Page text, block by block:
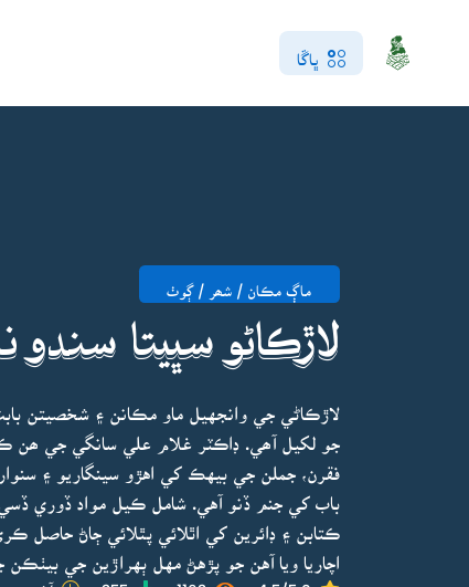
ڀاڱا
ماڳ مڪان / شھر / ڳوٺ
لاڙڪاڻو سڀيتا سندو
لاڙڪاڻي جي وانجهيل ماو مڪانن ۽ شخصيتن
جو لکيل آھي. ڊاڪٽر غلام علي سانگي جي ھن
فقرن، جملن جي بيهڪ کي اهڙو سينگاريو ۽
باب کي جنم ڏنو آهي. شامل ڪيل مواد ڏوري
ڪتابن ۽ ڊائرين کي اٿلائي پٿلائي ڄاڻ حاصل
اچاريا ويا آهن جو پڙهڻ مهل ٻهراڙين جي
4.5/5.0
1163
355 آخري